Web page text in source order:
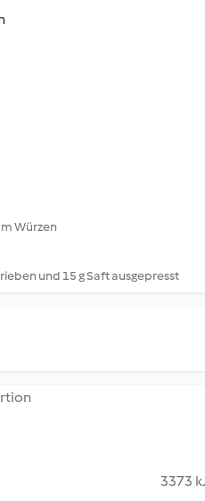
Würzen
und 15 g Saft ausgepresst
3373